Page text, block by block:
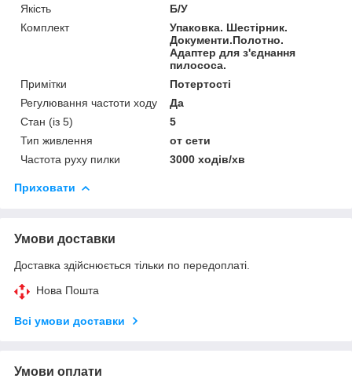
Якість
Б/У
Комплект
Упаковка. Шестірник.
Документи.Полотно.
Адаптер для з'єднання
пилососа.
Примітки
Потертості
Регулювання частоти ходу
Да
Стан (із 5)
5
Тип живлення
от сети
Частота руху пилки
3000 ходів/хв
Приховати
Умови доставки
Доставка здійснюється тільки по передоплаті.
Нова Пошта
Всі умови доставки
Умови оплати